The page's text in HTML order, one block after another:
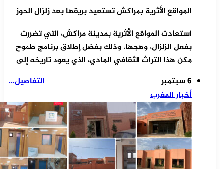
المواقع الأثرية بمراكش تستعيد بريقها بعد زلزال الحوز
استعادت المواقع الأثرية بمدينة مراكش، التي تضررت
بفعل الزلزال، وهجها، وذلك بفضل إطلاق برنامج طموح
مكن هذا التراث الثقافي المادي، الذي يعود تاريخه إلى
التفاصيل...
6 سبتمبر
أخبار المغرب